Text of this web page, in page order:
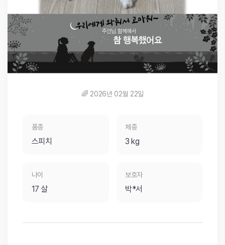
🌈 2026년 02월 22일
품종
스피치
체중
3 kg
나이
17 살
보호자
박*서